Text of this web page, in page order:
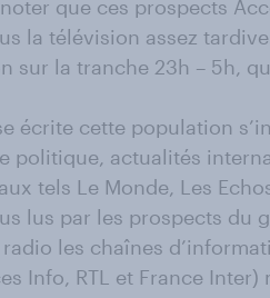
que ces prospects
la télévision assez
sur la tranche 23h – 5h,
écrite cette population
politique, actualités
tels Le Monde, Les
lus par les prospects du
les chaînes
Info, RTL et France